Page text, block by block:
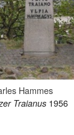
Hammes
Traianus 1956